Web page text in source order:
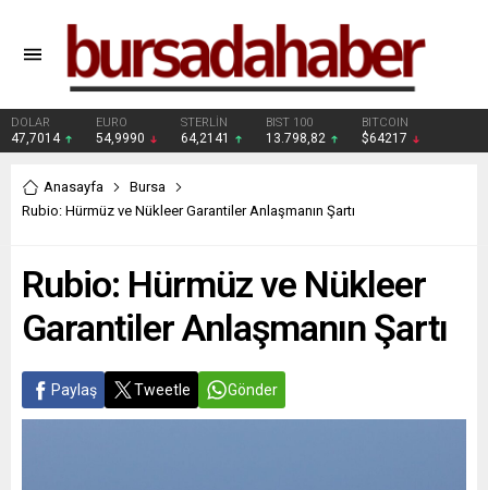
DOLAR
47,7014
EURO
54,9990
STERLİN
64,2141
BIST 100
13.798,82
BITCOIN
$64217
Anasayfa
Bursa
Rubio: Hürmüz ve Nükleer Garantiler Anlaşmanın Şartı
Rubio: Hürmüz ve Nükleer
Garantiler Anlaşmanın Şartı
Paylaş Tweetle Gönder